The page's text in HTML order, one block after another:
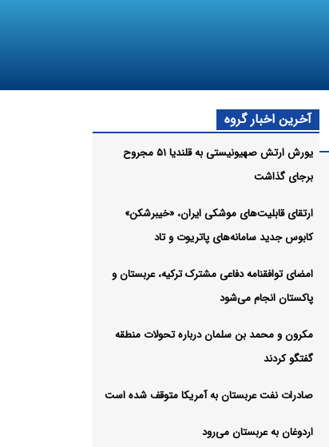
آخرین اخبار گروه
یورش ارتش صهیونیستی به قلندیا ۵۱ مجروح
برجای گذاشت
ارتقای قابلیت‌های موشکی ایران، «خیبرشکن»
کابوس جدید سامانه‌های پاتریوت و تاد
امضای توافقنامه دفاعی مشترک ترکیه، عربستان و
پاکستان انجام می‌شود
مکرون و محمد بن سلمان درباره تحولات منطقه
گفتگو کردند
صادرات نفت عربستان به آمریکا متوقف شده است
اردوغان به عربستان می‌رود